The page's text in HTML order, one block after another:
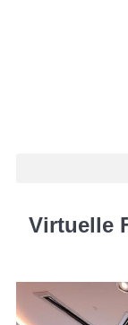
Virtuelle